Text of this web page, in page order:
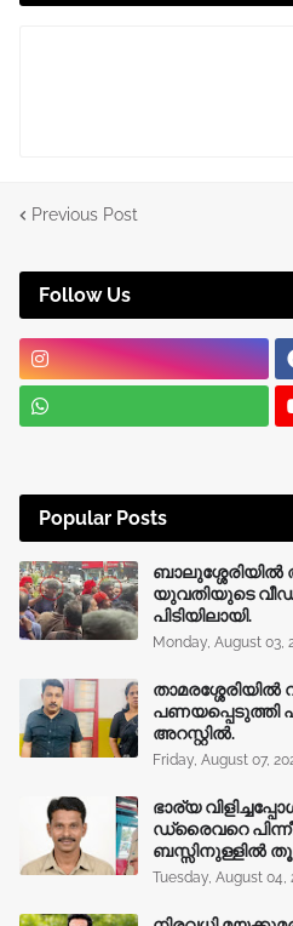
Previous Post
Follow Us
Popular Posts
യുവതിയുടെ
പിടിയിലായി.
Monday, August 03,
പണയപ്പെടുത്തി
അറസ്റ്റിൽ.
Friday, August 07,
ഭാര്യ
ഡ്രൈവറെ
ബസ്സിനുള്ളില്‍
Tuesday, August 04,